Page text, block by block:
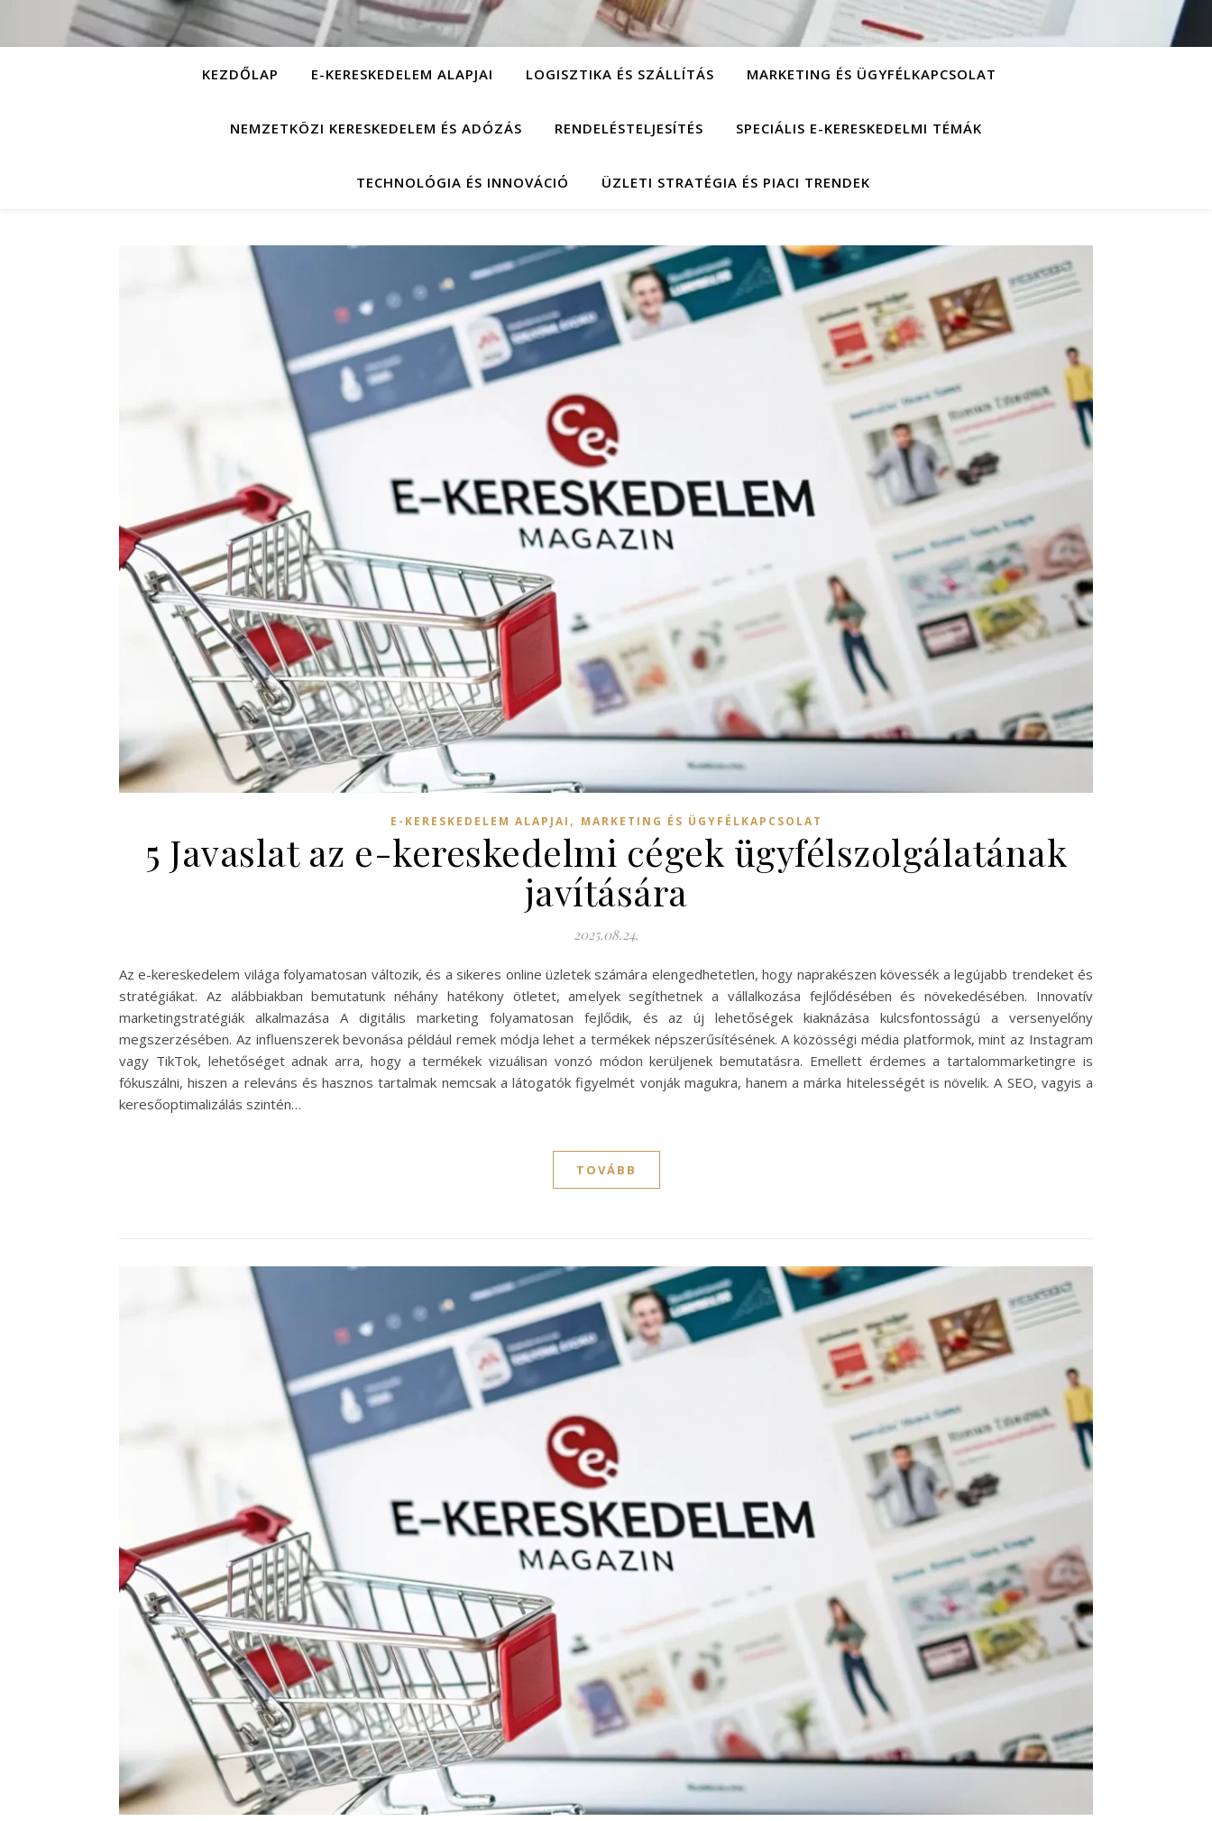
KEZDŐLAP E-KERESKEDELEM ALAPJAI LOGISZTIKA ÉS SZÁLLÍTÁS MARKETING ÉS ÜGYFÉLKAPCSOLAT
NEMZETKÖZI KERESKEDELEM ÉS ADÓZÁS RENDELÉSTELJESÍTÉS SPECIÁLIS E-KERESKEDELMI TÉMÁK
TECHNOLÓGIA ÉS INNOVÁCIÓ ÜZLETI STRATÉGIA ÉS PIACI TRENDEK
E-KERESKEDELEM ALAPJAI , MARKETING ÉS ÜGYFÉLKAPCSOLAT
5 Javaslat az e-kereskedelmi cégek ügyfélszolgálatának
javítására
2025.08.24.
Az e-kereskedelem világa folyamatosan változik, és a sikeres online üzletek számára elengedhetetlen, hogy naprakészen kövessék a legújabb trendeket és
stratégiákat. Az alábbiakban bemutatunk néhány hatékony ötletet, amelyek segíthetnek a vállalkozása fejlődésében és növekedésében. Innovatív
marketingstratégiák alkalmazása A digitális marketing folyamatosan fejlődik, és az új lehetőségek kiaknázása kulcsfontosságú a versenyelőny
megszerzésében. Az influenszerek bevonása például remek módja lehet a termékek népszerűsítésének. A közösségi média platformok, mint az Instagram
vagy TikTok, lehetőséget adnak arra, hogy a termékek vizuálisan vonzó módon kerüljenek bemutatásra. Emellett érdemes a tartalommarketingre is
fókuszálni, hiszen a releváns és hasznos tartalmak nemcsak a látogatók figyelmét vonják magukra, hanem a márka hitelességét is növelik. A SEO, vagyis a
keresőoptimalizálás szintén…
TOVÁBB